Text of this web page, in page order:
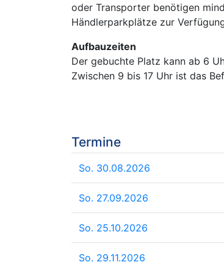
oder Transporter benötigen
Händlerparkplätze zur
Aufbauzeiten
Der gebuchte Platz kann ab 6
Zwischen 9 bis 17 Uhr ist das
Termine
So. 30.08.2026
So. 27.09.2026
So. 25.10.2026
So. 29.11.2026